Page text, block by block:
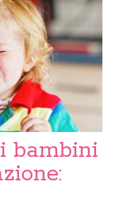
bambini